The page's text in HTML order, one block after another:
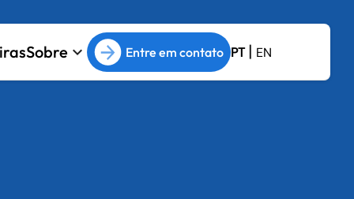
Sobre keyboard_arrow_down Entre em contato PT| EN